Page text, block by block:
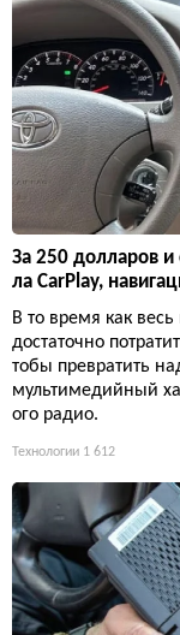
За 250 долларов и
ла CarPlay,
В то время как
достаточно
тобы превратить
мультимедийный
ого радио.
Технологии 1 612